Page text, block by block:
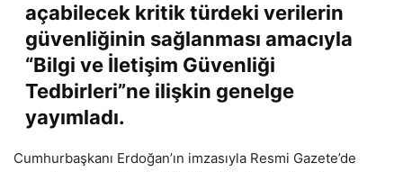
açabilecek kritik türdeki verilerin
güvenliğinin sağlanması amacıyla
“Bilgi ve İletişim Güvenliği
Tedbirleri”ne ilişkin genelge
yayımladı.
Cumhurbaşkanı Erdoğan’ın imzasıyla Resmi Gazete’de